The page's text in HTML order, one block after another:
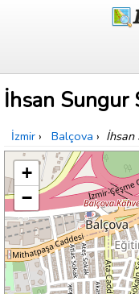
İhsan Sungur
İzmir › Balçova › İhsan
+
−